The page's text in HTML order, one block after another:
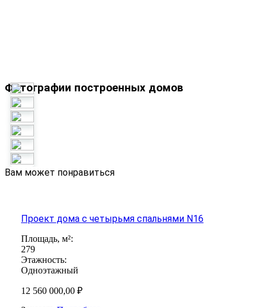
Фотографии построенных домов
Вам может понравиться
Проект дома с четырьмя спальнями N16
Площадь, м²:
279
Этажность:
Одноэтажный
12 560 000,00 ₽